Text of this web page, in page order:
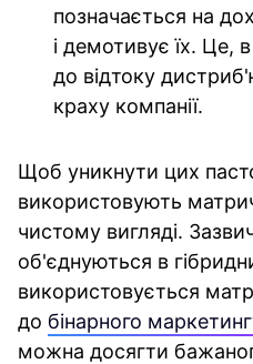
позначається на
і демотивує їх. Це,
до відтоку
краху компанії.
Щоб уникнути цих
використовують
чистому вигляді.
об'єднуються в
використовується
до бінарного
можна досягти